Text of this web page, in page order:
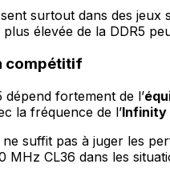
surtout dans des jeux
plus élevée de la DDR5
compétitif
dépend fortement de l’
la fréquence de l’Infinity
suffit pas à juger les
MHz CL36 dans les